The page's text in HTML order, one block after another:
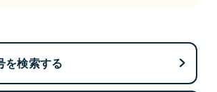
を検索する